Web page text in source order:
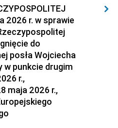
1937
2026 r. w sprawie
do
posła Wojciecha
w punkcie drugim
r.,
maja 2026 r.,